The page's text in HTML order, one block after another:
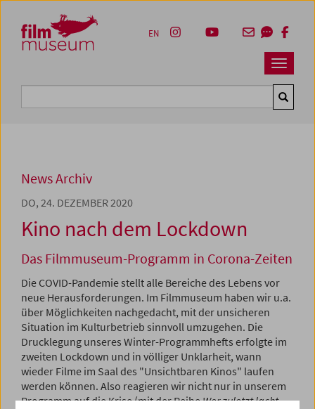
Zum Inhalt
Zum Hauptmenü
Zur Servicenavigation
Zum Suche
Navbar
EN
News Archiv
DO, 24. DEZEMBER 2020
Kino nach dem Lockdown
Das Filmmuseum-Programm in Corona-Zeiten
Die COVID-Pandemie stellt alle Bereiche des Lebens vor
neue Herausforderungen. Im Filmmuseum haben wir u.a.
über Möglichkeiten nachgedacht, mit der unsicheren
Situation im Kulturbetrieb sinnvoll umzugehen. Die
Drucklegung unseres Winter-Programmhefts erfolgte im
zweiten Lockdown und in völliger Unklarheit, wann
wieder Filme im Saal des "Unsichtbaren Kinos" laufen
werden können. Also reagieren wir nicht nur in unserem
Programm auf die Krise (mit der ReiheWer zuletzt lacht